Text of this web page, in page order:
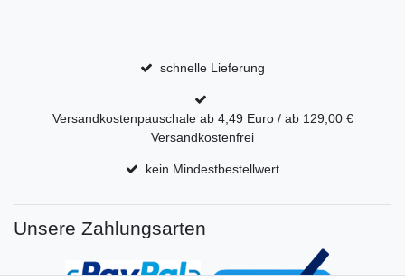
schnelle Lieferung
Versandkostenpauschale ab 4,49 Euro / ab 129,00 €
Versandkostenfrei
kein Mindestbestellwert
Unsere Zahlungsarten